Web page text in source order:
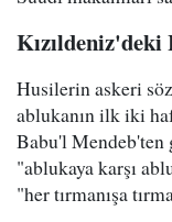
Kızıldeniz'deki
Husilerin askeri
ablukanın ilk iki
Babu'l Mendeb'ten
"ablukaya karşı
"her tırmanışa